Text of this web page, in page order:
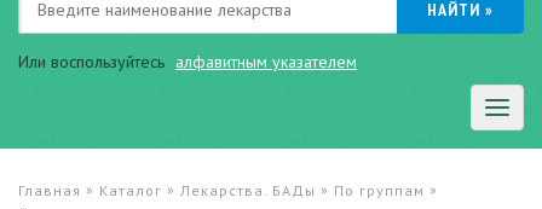
Или воспользуйтесь алфавитным указателем
Главная » Каталог » Лекарства. БАДы » По группам »